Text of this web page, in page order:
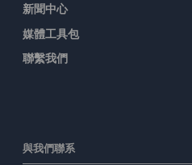
新聞中心
媒體工具包
聯繫我們
與我們聯系